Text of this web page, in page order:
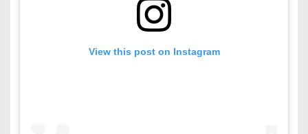
View this post on Instagram